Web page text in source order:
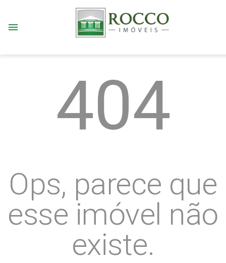
menu
404
Ops, parece que
esse imóvel não
existe.